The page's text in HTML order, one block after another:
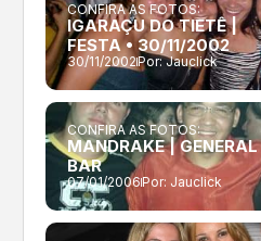
CONFIRA AS FOTOS:
IGARAÇU DO TIETÊ |
FESTA • 30/11/2002
30/11/2002Por:Jauclick
CONFIRA AS FOTOS:
MANDRAKE | GENERAL
BAR
07/01/2006Por: Jauclick